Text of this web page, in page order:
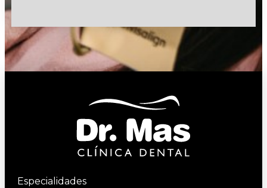
Especialidades